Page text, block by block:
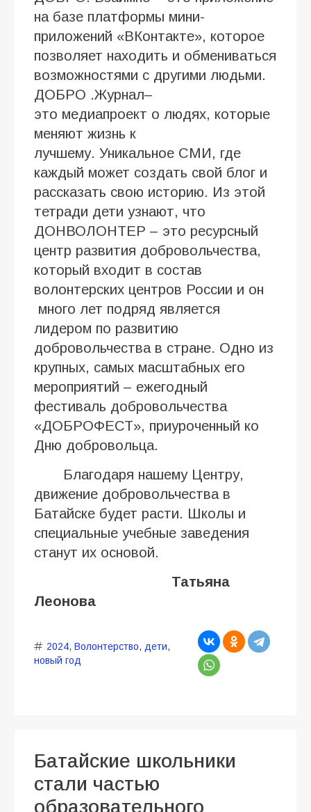
на базе платформы мини-
приложений «ВКонтакте», которое
позволяет находить и обмениваться
возможностями с другими людьми.
ДОБРО .Журнал–
это медиапроект о людях, которые
меняют жизнь к
лучшему. Уникальное СМИ, где
каждый может создать свой блог и
рассказать свою историю. Из этой
тетради дети узнают, что
ДОНВОЛОНТЕР – это ресурсный
центр развития добровольчества,
который входит в состав
волонтерских центров России и он
много лет подряд является
лидером по развитию
добровольчества в стране. Одно из
крупных, самых масштабных его
мероприятий – ежегодный
фестиваль добровольчества
«ДОБРОФЕСТ», приуроченный ко
Дню добровольца.
Благодаря нашему Центру,
движение добровольчества в
Батайске будет расти. Школы и
специальные учебные заведения
станут их основой.
Татьяна
Леонова
2024, Волонтерство, дети,
новый год
Батайские школьники
стали частью
образовательного